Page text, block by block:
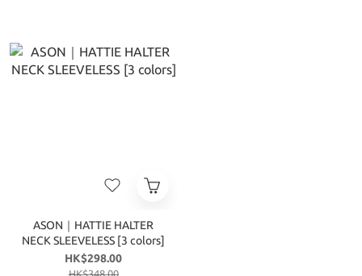
ASON｜HATTIE HALTER
NECK SLEEVELESS [3 colors]
HK$298.00
HK$348.00